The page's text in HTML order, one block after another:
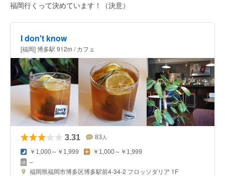
福岡行くって決めています！（決意）
I don't know
[福岡] 博多駅 912m / カフェ
3.31 83 人
￥1,000～￥1,999 ￥1,000～￥1,999
–
福岡県福岡市博多区博多駅前4-34-2 フロッソダリア 1F